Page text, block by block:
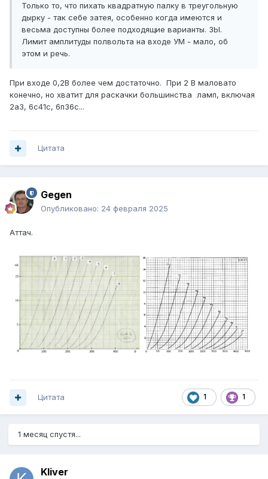
Только то, что пихать квадратную палку в треугольную
дырку - так себе затея, особенно когда имеются и
весьма доступны более подходящие варианты. ЗЫ.
Лимит амплитуды полвольта на входе УМ - мало, об
этом и речь.
При входе 0,2В более чем достаточно. При 2 В маловато
конечно, но хватит для раскачки большинства ламп, включая
2а3, 6с41с, 6п36с...
Цитата
Gegen
Опубликовано: 24 февраля 2025
Аттач.
1 1
Цитата
1 месяц спустя...
Kliver